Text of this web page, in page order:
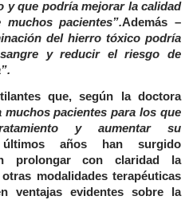
y que podría mejorar la calidad
pacientes”.Además –
del hierro tóxico podría
y reducir el riesgo de
que, según la doctora
muchos pacientes para los que
y aumentar su
años han surgido
prolongar con claridad la
modalidades terapéuticas
ventajas evidentes sobre la